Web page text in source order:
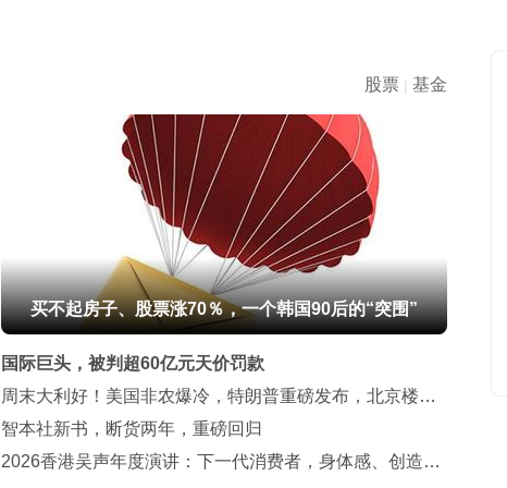
股票 | 基金
买不起房子、股票涨70％，一个韩国90后的“突围”
国际巨头，被判超60亿元天价罚款
周末大利好！美国非农爆冷，特朗普重磅发布，北京楼市
再松绑
智本社新书，断货两年，重磅回归
2026香港吴声年度演讲：下一代消费者，身体感、创造